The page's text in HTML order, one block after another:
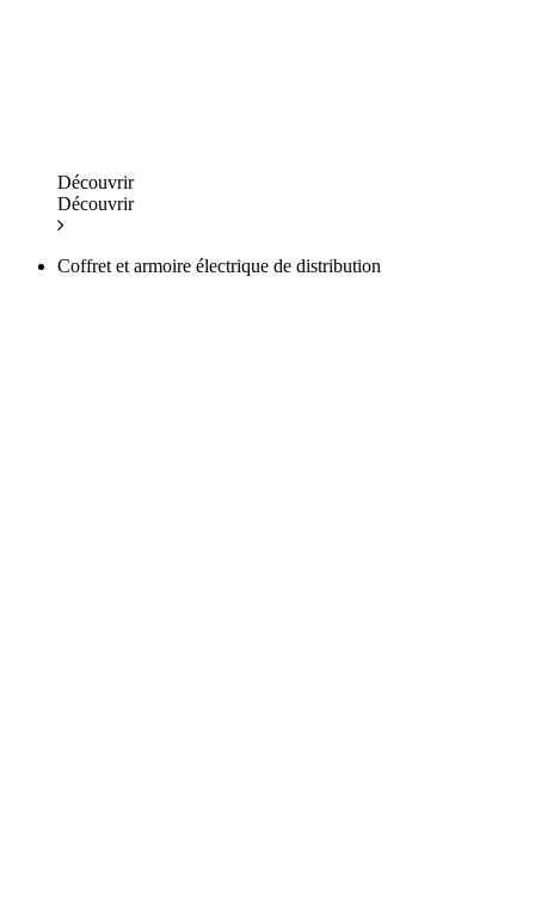
Découvrir
Découvrir
Coffret et armoire électrique de distribution